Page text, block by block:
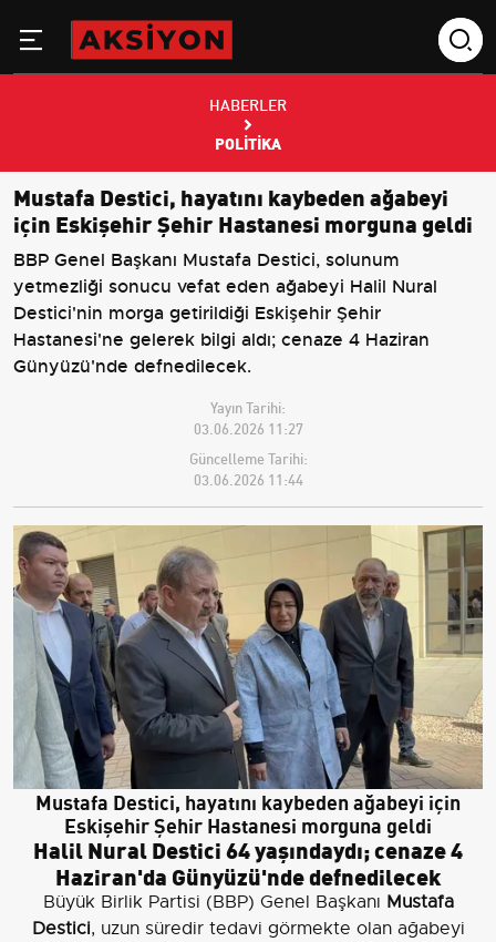
HABERLER
POLITIKA
Mustafa Destici, hayatını kaybeden ağabeyi
için Eskişehir Şehir Hastanesi morguna geldi
BBP Genel Başkanı Mustafa Destici, solunum
yetmezliği sonucu vefat eden ağabeyi Halil Nural
Destici'nin morga getirildiği Eskişehir Şehir
Hastanesi'ne gelerek bilgi aldı; cenaze 4 Haziran
Günyüzü'nde defnedilecek.
Yayın Tarihi:
03.06.2026 11:27
Güncelleme Tarihi:
03.06.2026 11:44
Mustafa Destici, hayatını kaybeden ağabeyi için
Eskişehir Şehir Hastanesi morguna geldi
Halil Nural Destici 64 yaşındaydı; cenaze 4
Haziran'da Günyüzü'nde defnedilecek
Büyük Birlik Partisi (BBP) Genel Başkanı Mustafa
Destici, uzun süredir tedavi görmekte olan ağabeyi